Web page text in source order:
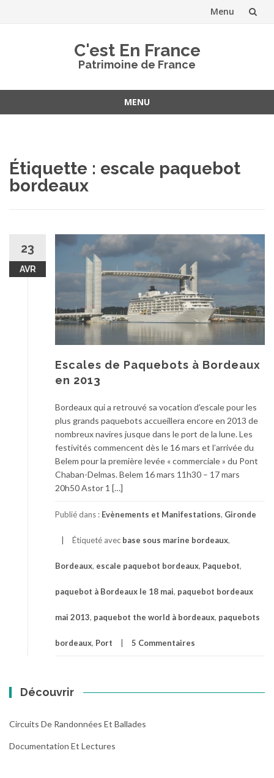
Menu
C'est En France
Patrimoine de France
MENU
Étiquette : escale paquebot
bordeaux
23
AVR
Escales de Paquebots à Bordeaux
en 2013
Bordeaux qui a retrouvé sa vocation d’escale pour les
plus grands paquebots accueillera encore en 2013 de
nombreux navires jusque dans le port de la lune. Les
festivités commencent dès le 16 mars et l’arrivée du
Belem pour la première levée « commerciale » du Pont
Chaban-Delmas. Belem 16 mars 11h30 – 17 mars
20h50 Astor 1 […]
Publié dans : Evènements et Manifestations, Gironde
Étiqueté avec base sous marine bordeaux,
Bordeaux, escale paquebot bordeaux, Paquebot,
paquebot à Bordeaux le 18 mai, paquebot bordeaux
mai 2013, paquebot the world à bordeaux, paquebots
bordeaux, Port 5 Commentaires
Découvrir
Circuits De Randonnées Et Ballades
Documentation Et Lectures